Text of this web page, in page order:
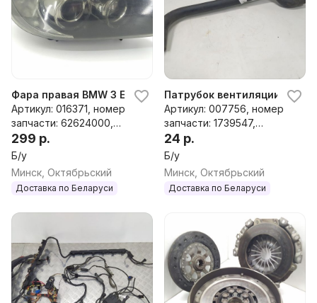
Фара правая BMW 3 E90/E91/E92/E93, 2008 г.
Артикул: 016371, номер
запчасти: 62624000,
63116942740
299 р.
Б/у
Минск, Октябрьский
Доставка по Беларуси
Патрубок вентиляции
Артикул: 007756, номер
запчасти: 1739547,
11151739547
24 р.
Б/у
Минск, Октябрьский
Доставка по Беларуси